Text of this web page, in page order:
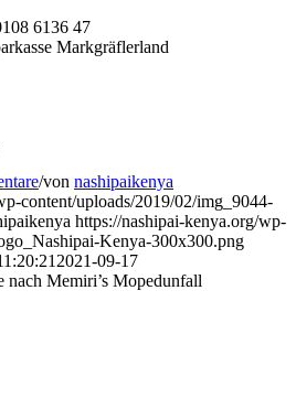
6136 47
Markgräflerland
/von nashipaikenya
content/uploads/2019/02/img_9044-
https://nashipai-kenya.org/wp-
Kenya-300x300.png
2021-09-17
Memiri’s Mopedunfall